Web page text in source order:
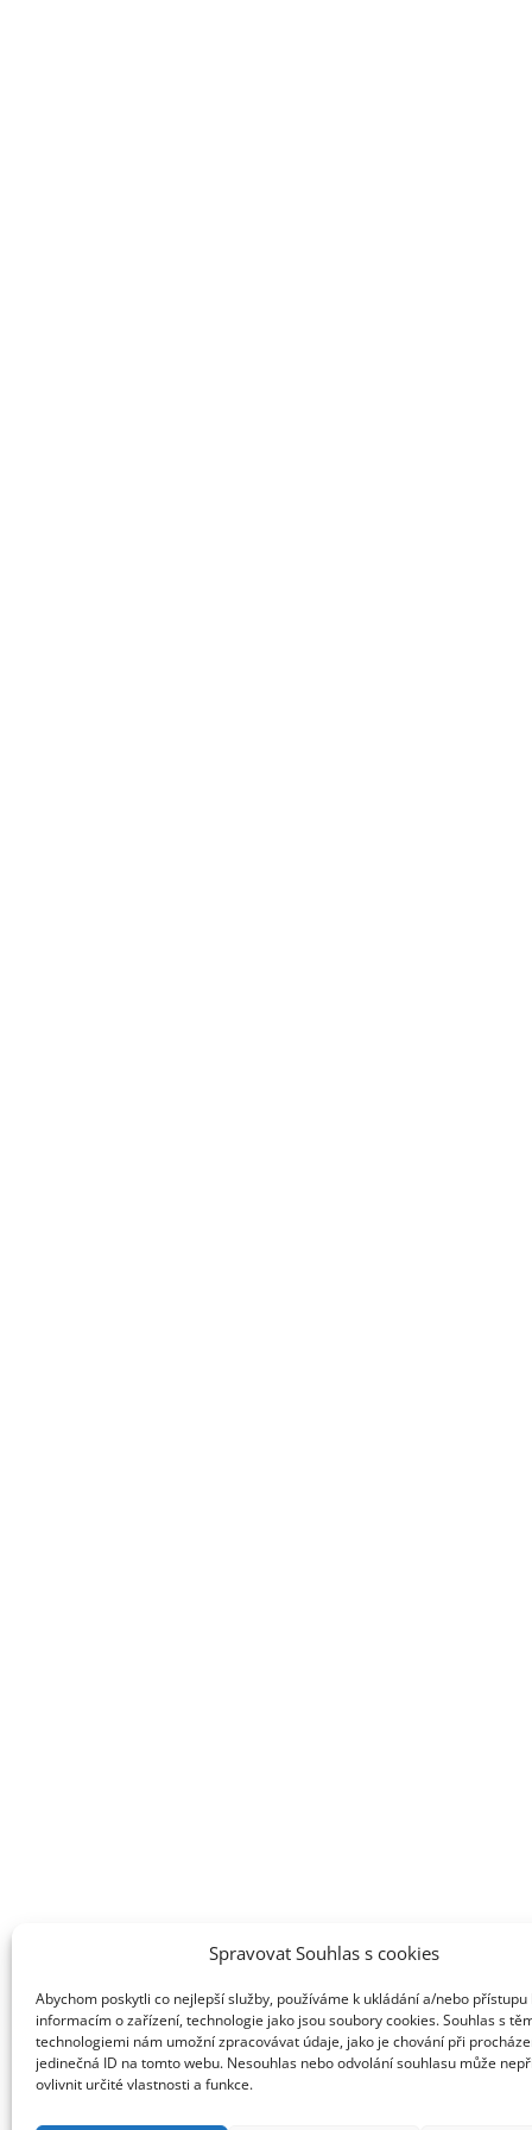
Spravovat Souhlas s cookies
Abychom poskytli co nejlepší služby, používáme k ukládání a/nebo přístupu
informacím o zařízení, technologie jako jsou soubory cookies. Souhlas s
technologiemi nám umožní zpracovávat údaje, jako je chování při
jedinečná ID na tomto webu. Nesouhlas nebo odvolání souhlasu může
ovlivnit určité vlastnosti a funkce.